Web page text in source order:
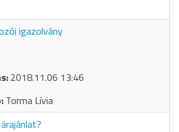
igazolvány
2018.11.06 13:46
Torma Lívia